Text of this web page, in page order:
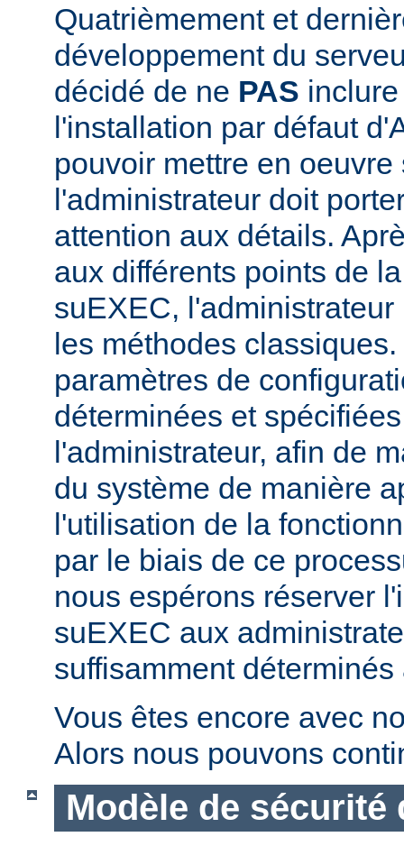
Quatrièmement et
développement du
décidé de ne PAS
l'installation par défaut
pouvoir mettre en oeuvre
l'administrateur doit
attention aux détails.
aux différents points de
suEXEC,
les méthodes
paramètres de
déterminées et
l'administrateur, afin de
du système de manière
l'utilisation de la
par le biais de ce
nous espérons réserver
suEXEC aux
suffisamment
Vous êtes encore avec
Alors nous pouvons
Modèle de sécurité